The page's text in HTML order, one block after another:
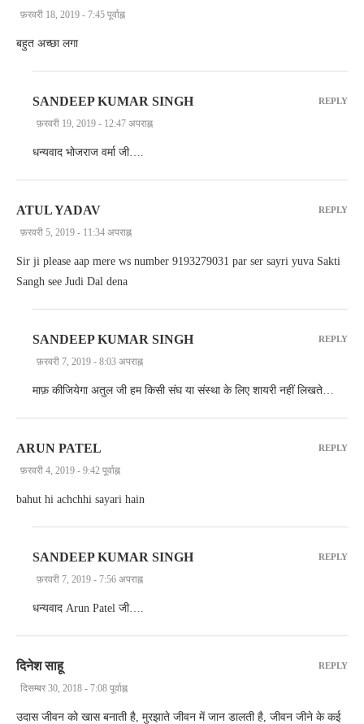
फ़रवरी 18, 2019 - 7:45 पूर्वाह्न
बहुत अच्छा लगा
SANDEEP KUMAR SINGH
फ़रवरी 19, 2019 - 12:47 अपराह्न
धन्यवाद भोजराज वर्मा जी….
REPLY
ATUL YADAV
फ़रवरी 5, 2019 - 11:34 अपराह्न
Sir ji please aap mere ws number 9193279031 par ser sayri yuva Sakti
Sangh see Judi Dal dena
REPLY
SANDEEP KUMAR SINGH
फ़रवरी 7, 2019 - 8:03 अपराह्न
माफ़ कीजियेगा अतुल जी हम किसी संघ या संस्था के लिए शायरी नहीं लिखते…
REPLY
ARUN PATEL
फ़रवरी 4, 2019 - 9:42 पूर्वाह्न
bahut hi achchhi sayari hain
REPLY
SANDEEP KUMAR SINGH
फ़रवरी 7, 2019 - 7:56 अपराह्न
धन्यवाद Arun Patel जी….
REPLY
दिनेश साहू
दिसम्बर 30, 2018 - 7:08 पूर्वाह्न
उदास जीवन को खास बनाती है, मुरझाते जीवन में जान डालती है, जीवन जीने के कई
REPLY